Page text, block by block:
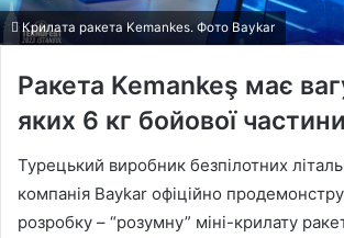
Крилата ракета Kemankes. Фото Baykar
Ракета Kemankeş має
яких 6 кг бойової частини
Турецький виробник безпілотних
компанія Baykar офіційно
розробку – “розумну” міні-крилату